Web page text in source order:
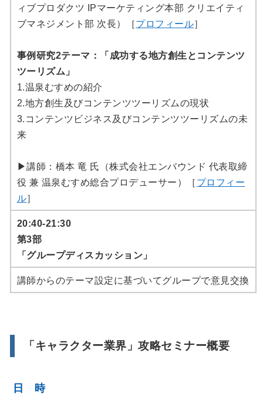
ィブプロダクツ IPマーケティング本部 クリエイティ
ブマネジメント部 次長）［プロフィール］
事例研究2テーマ：「成功する地方創生とコンテンツ
ツーリズム」
1.温泉むすめの紹介
2.地方創生及びコンテンツツーリズムの現状
3.コンテンツビジネス及びコンテンツツーリズムの未
来
▶講師：橋本 竜 氏（株式会社エンバウンド 代表取締
役 兼 温泉むすめ総合プロデューサー）［ プロフィー
ル］
20:40-21:30
第3部
「グループディスカッション」
講師からのテーマ設定に基づいてグループで意見交換
「キャラクター業界」攻略セミナー概要
日 時